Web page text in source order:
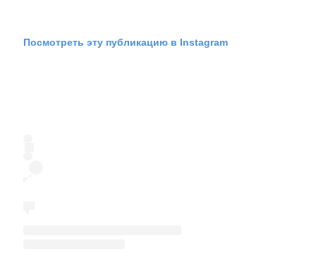
Посмотреть эту публикацию в Instagram